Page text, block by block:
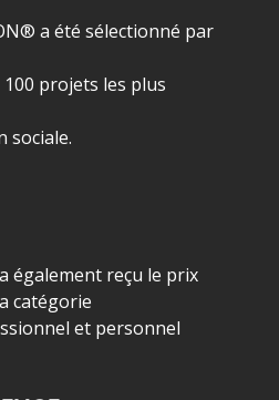
a été sélectionné par
projets les plus
sociale.
également reçu le prix
catégorie
et personnel